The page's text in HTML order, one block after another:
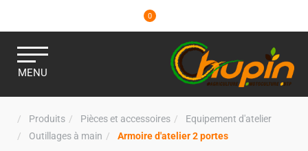
0
MENU
Produits Pièces et accessoires
Equipement d'atelier
Outillages à main
Armoire d'atelier 2 portes